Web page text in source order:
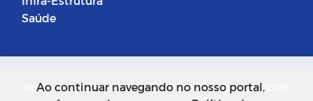
Saúde
Versão do Sistema: 5.0.268 Data da Versão: 18/03/2026
Ao continuar navegando no nosso portal,